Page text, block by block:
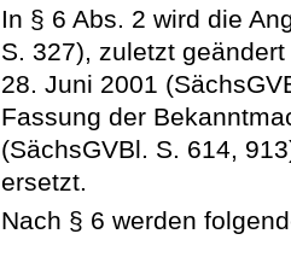
In § 6 Abs. 2 wird die
S. 327), zuletzt
28. Juni 2001
Fassung der
(SächsGVBl. S. 614,
ersetzt.
Nach § 6 werden